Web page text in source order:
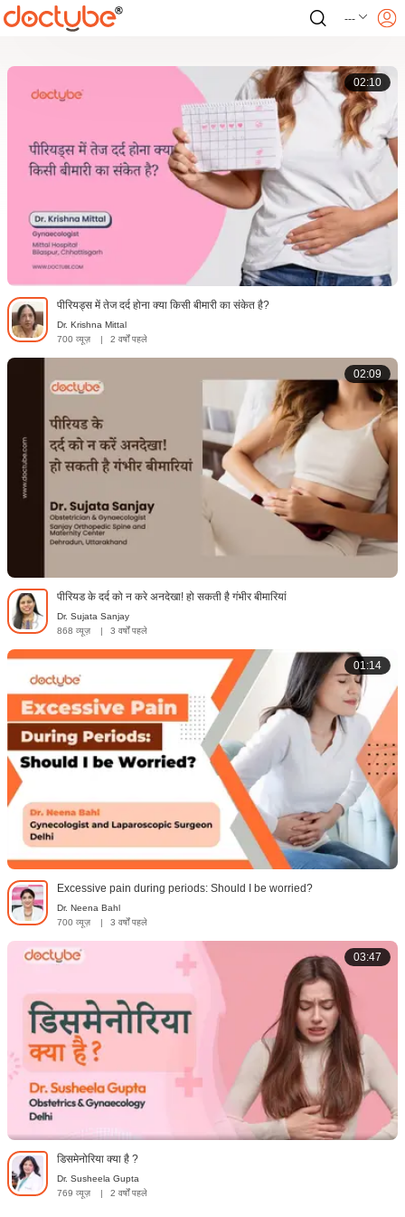
---
02:10
पीरियड्स में तेज दर्द होना क्या किसी बीमारी का संकेत है?
Dr. Krishna Mittal
700 व्यूज़
| 2 वर्षों पहले
02:09
पीरियड के दर्द को न करे अनदेखा! हो सकती है गंभीर बीमारियां
Dr. Sujata Sanjay
868 व्यूज़
| 3 वर्षों पहले
01:14
Excessive pain during periods: Should I be worried?
Dr. Neena Bahl
700 व्यूज़
| 3 वर्षों पहले
03:47
डिसमेनोरिया क्या है ?
Dr. Susheela Gupta
769 व्यूज़
| 2 वर्षों पहले